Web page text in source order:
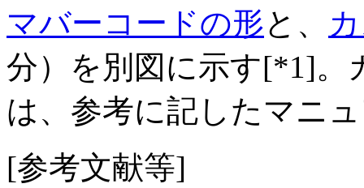
マバーコードの形と、
分）を別図に示す[*1]。
は、参考に記したマニ
[参考文献等]